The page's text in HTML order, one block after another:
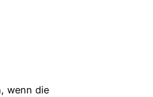
wenn die